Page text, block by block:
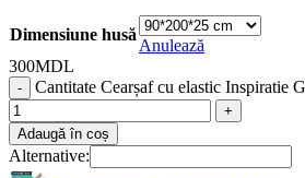
Dimensiune husă
Anulează
300MDL
Cantitate Cearșaf cu elastic Inspiratie
Adaugă în coș
Alternative: